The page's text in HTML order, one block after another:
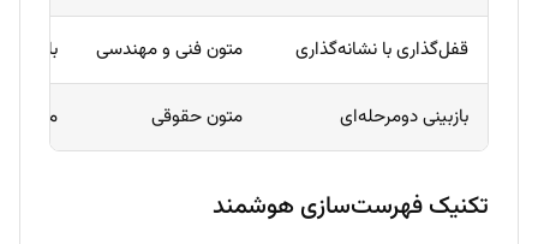
قفل‌گذاری با نشانه‌گذاری متون فنی و مهندسی بالا
بازبینی دومرحله‌ای متون حقوقی متوسط
تکنیک فهرست‌سازی هوشمند